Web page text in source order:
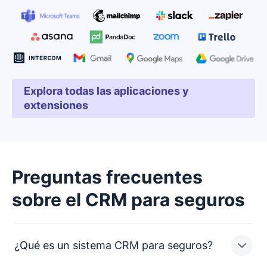
Explora todas las aplicaciones y
extensiones
Preguntas frecuentes
sobre el CRM para seguros
¿Qué es un sistema CRM para seguros?